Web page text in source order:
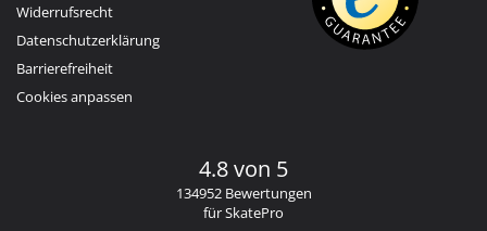
Widerrufsrecht
Datenschutzerklärung
Barrierefreiheit
Cookies anpassen
4.8 von 5
134952 Bewertungen
für SkatePro